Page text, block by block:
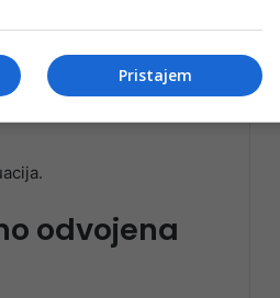
odvojena
Pristajem